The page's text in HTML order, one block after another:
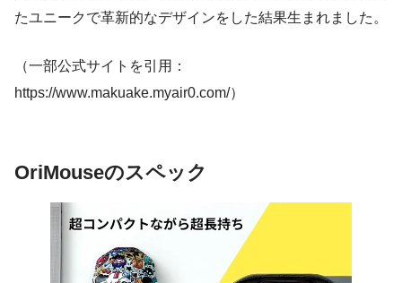
たユニークで革新的なデザインをした結果生まれました。
（一部公式サイトを引用：
https://www.makuake.myair0.com/）
OriMouseのスペック